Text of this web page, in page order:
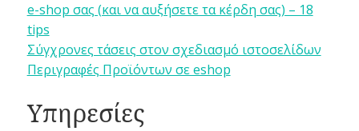
e-shop σας (και να αυξήσετε τα κέρδη σας) – 18
tips
Σύγχρονες τάσεις στον σχεδιασμό ιστοσελίδων
Περιγραφές Προϊόντων σε eshop
Υπηρεσίες